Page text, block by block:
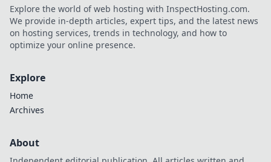
Explore the world of web hosting with InspectHosting.com.
We provide in-depth articles, expert tips, and the latest news
on hosting services, trends in technology, and how to
optimize your online presence.
Explore
Home
Archives
About